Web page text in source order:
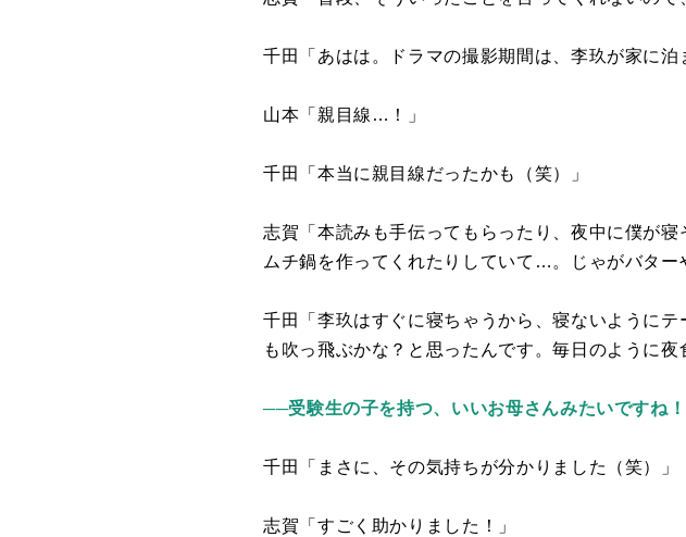
千田「あはは。ドラマの撮影期間は、李玖が家に
山本「親目線…！」
千田「本当に親目線だったかも（笑）」
志賀「本読みも手伝ってもらったり、夜中に僕が
ムチ鍋を作ってくれたりしていて…。じゃがバター
千田「李玖はすぐに寝ちゃうから、寝ないように
も吹っ飛ぶかな？と思ったんです。毎日のように夜
──受験生の子を持つ、いいお母さんみたいですね！
千田「まさに、その気持ちが分かりました（笑）」
志賀「すごく助かりました！」